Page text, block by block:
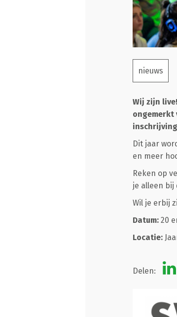
nieuws
Wij zijn
ongemerkt
Dit jaar
en meer
Reken op
je alleen bij
Wil je erbij
Datum: 20
Locatie:
Delen: